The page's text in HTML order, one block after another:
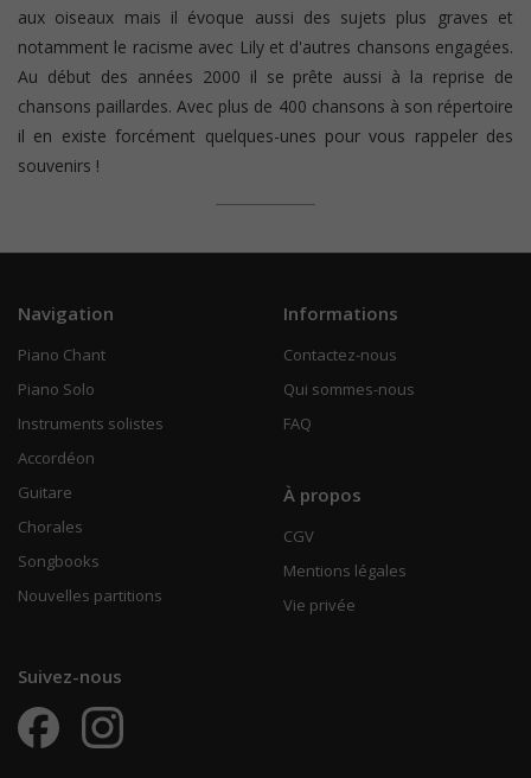
aux oiseaux mais il évoque aussi des sujets plus graves et
notamment le racisme avec Lily et d'autres chansons engagées.
Au début des années 2000 il se prête aussi à la reprise de
chansons paillardes. Avec plus de 400 chansons à son répertoire
il en existe forcément quelques-unes pour vous rappeler des
souvenirs !
Navigation
Piano Chant
Piano Solo
Instruments solistes
Accordéon
Guitare
Chorales
Songbooks
Nouvelles partitions
Informations
Contactez-nous
Qui sommes-nous
FAQ
À propos
CGV
Mentions légales
Vie privée
Suivez-nous